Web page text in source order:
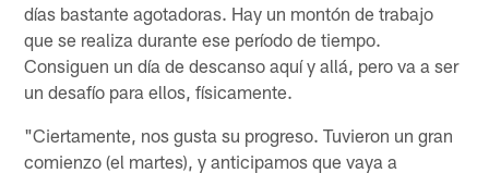
días bastante agotadoras. Hay un montón de trabajo
que se realiza durante ese período de tiempo.
Consiguen un día de descanso aquí y allá, pero va a ser
un desafío para ellos, físicamente.
"Ciertamente, nos gusta su progreso. Tuvieron un gran
comienzo (el martes), y anticipamos que vaya a